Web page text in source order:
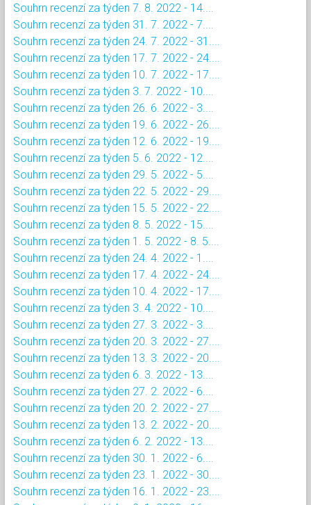
Souhrn recenzí za týden 7. 8. 2022 - 14....
Souhrn recenzí za týden 31. 7. 2022 - 7....
Souhrn recenzí za týden 24. 7. 2022 - 31....
Souhrn recenzí za týden 17. 7. 2022 - 24....
Souhrn recenzí za týden 10. 7. 2022 - 17....
Souhrn recenzí za týden 3. 7. 2022 - 10....
Souhrn recenzí za týden 26. 6. 2022 - 3....
Souhrn recenzí za týden 19. 6. 2022 - 26....
Souhrn recenzí za týden 12. 6. 2022 - 19....
Souhrn recenzí za týden 5. 6. 2022 - 12....
Souhrn recenzí za týden 29. 5. 2022 - 5....
Souhrn recenzí za týden 22. 5. 2022 - 29....
Souhrn recenzí za týden 15. 5. 2022 - 22....
Souhrn recenzí za týden 8. 5. 2022 - 15....
Souhrn recenzí za týden 1. 5. 2022 - 8. 5....
Souhrn recenzí za týden 24. 4. 2022 - 1....
Souhrn recenzí za týden 17. 4. 2022 - 24....
Souhrn recenzí za týden 10. 4. 2022 - 17....
Souhrn recenzí za týden 3. 4. 2022 - 10....
Souhrn recenzí za týden 27. 3. 2022 - 3....
Souhrn recenzí za týden 20. 3. 2022 - 27....
Souhrn recenzí za týden 13. 3. 2022 - 20....
Souhrn recenzí za týden 6. 3. 2022 - 13....
Souhrn recenzí za týden 27. 2. 2022 - 6....
Souhrn recenzí za týden 20. 2. 2022 - 27....
Souhrn recenzí za týden 13. 2. 2022 - 20....
Souhrn recenzí za týden 6. 2. 2022 - 13....
Souhrn recenzí za týden 30. 1. 2022 - 6....
Souhrn recenzí za týden 23. 1. 2022 - 30....
Souhrn recenzí za týden 16. 1. 2022 - 23....